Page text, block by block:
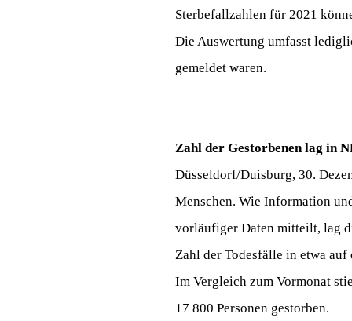
Sterbefallzahlen für 2021
Die Auswertung umfasst
gemeldet waren.
Zahl der Gestorbenen lag in
Düsseldorf/Duisburg, 30.
Menschen. Wie Information
vorläufiger Daten mitteilt, lag
Zahl der Todesfälle in etwa
Im Vergleich zum Vormonat
17 800 Personen gestorben.